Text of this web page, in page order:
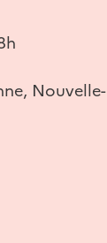
Nouvelle-